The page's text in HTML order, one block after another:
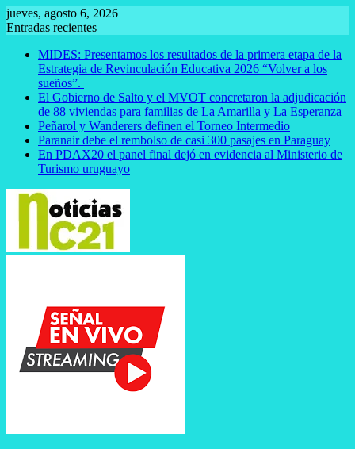
Saltar
al
jueves, agosto 6, 2026
Entradas recientes
MIDES: Presentamos los resultados de la primera etapa de la
Estrategia de Revinculación Educativa 2026 “Volver a los
sueños”.
El Gobierno de Salto y el MVOT concretaron la adjudicación
de 88 viviendas para familias de La Amarilla y La Esperanza
Peñarol y Wanderers definen el Torneo Intermedio
Paranair debe el rembolso de casi 300 pasajes en Paraguay
En PDAX20 el panel final dejó en evidencia al Ministerio de
Turismo uruguayo